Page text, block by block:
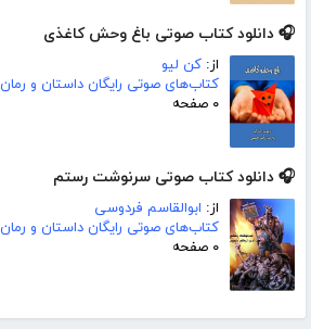
🎧 دانلود کتاب صوتی باغ وحش کاغذی
از: کن لیو
کتاب‌های صوتی رایگان داستان و رمان
۰ صفحه
🎧 دانلود کتاب صوتی سرنوشت رستم
از: ابوالقاسم فردوسی
کتاب‌های صوتی رایگان داستان و رمان
۰ صفحه